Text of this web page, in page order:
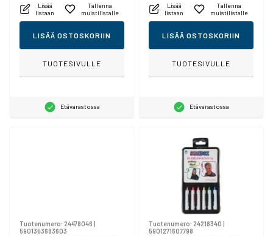
Lisää
listaan
Tallenna
muistilistalle
LISÄÄ OSTOSKORIIN
TUOTESIVULLE
Etävarastossa
Lisää
listaan
Tallenna
muistilistalle
LISÄÄ OSTOSKORIIN
TUOTESIVULLE
Etävarastossa
Tuotenumero: 24478046 |
5901353683603
Tuotenumero: 24218340 |
5901271607798